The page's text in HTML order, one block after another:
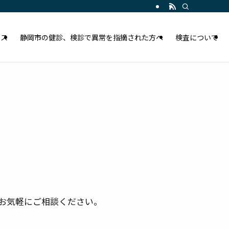
静岡市の健診、検診で異常を指摘された方へ 検査について
軽にご相談ください。